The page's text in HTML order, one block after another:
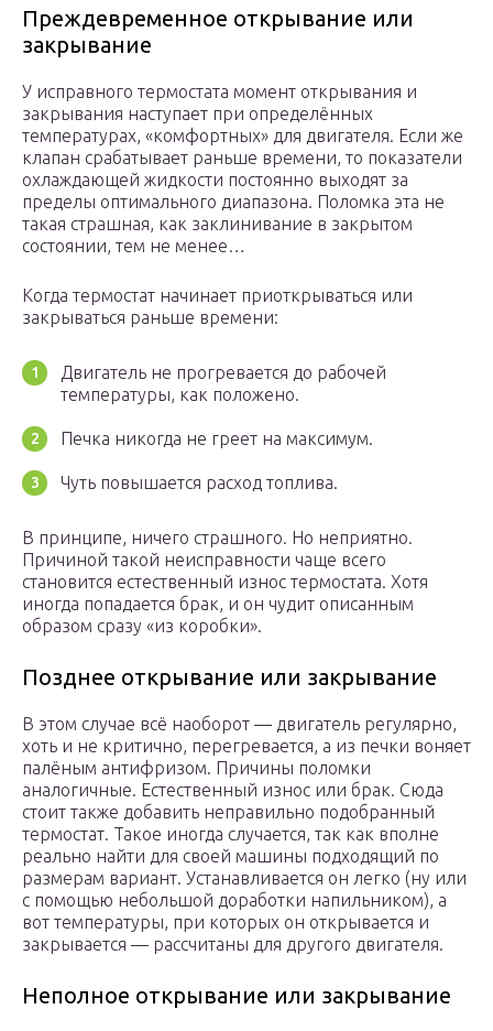
Преждевременное открывание или
закрывание
У исправного термостата момент открывания и
закрывания наступает при определённых
температурах, «комфортных» для двигателя. Если же
клапан срабатывает раньше времени, то показатели
охлаждающей жидкости постоянно выходят за
пределы оптимального диапазона. Поломка эта не
такая страшная, как заклинивание в закрытом
состоянии, тем не менее…
Когда термостат начинает приоткрываться или
закрываться раньше времени:
Двигатель не прогревается до рабочей
температуры, как положено.
Печка никогда не греет на максимум.
Чуть повышается расход топлива.
В принципе, ничего страшного. Но неприятно.
Причиной такой неисправности чаще всего
становится естественный износ термостата. Хотя
иногда попадается брак, и он чудит описанным
образом сразу «из коробки».
Позднее открывание или закрывание
В этом случае всё наоборот — двигатель регулярно,
хоть и не критично, перегревается, а из печки воняет
палёным антифризом. Причины поломки
аналогичные. Естественный износ или брак. Сюда
стоит также добавить неправильно подобранный
термостат. Такое иногда случается, так как вполне
реально найти для своей машины подходящий по
размерам вариант. Устанавливается он легко (ну или
с помощью небольшой доработки напильником), а
вот температуры, при которых он открывается и
закрывается — рассчитаны для другого двигателя.
Неполное открывание или закрывание